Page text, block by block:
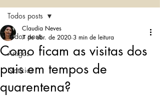
Todos posts
Artigos
Notícias
Todos posts
Como ficam as visitas dos
pais em tempos de
quarentena?
Claudia Neves
7 de abr. de 2020 3 min de leitura